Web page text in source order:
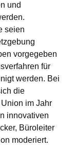
und
seien
vorgegeben
für
werden. Bei
die
im Jahr
innovativen
Büroleiter
moderiert.